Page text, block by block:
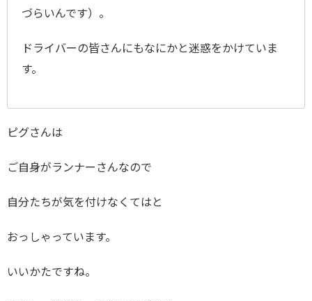
づらいんです）。
ドライバーの皆さんにもなにかと迷惑をかけていま
す。
ピグさんは
ご自身がランナーさんなので
自分たちが気を付けなくてはと
おっしゃっています。
いいかたですね。